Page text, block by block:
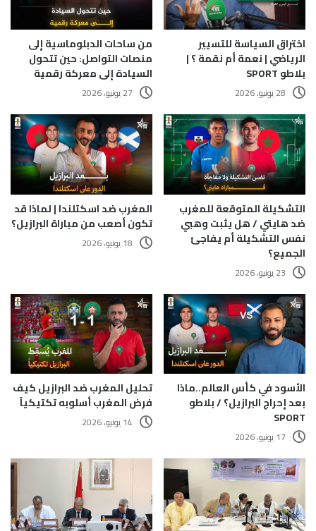
اختراق السياسة للتسيير
الرياضي | نعمة أم نقمة ؟ |
بلاطو SPORT
28 يونيو، 2026
من ساحات الدبلوماسية إلى
منصات التواصل: حين تتحول
السيادة إلى معركة رقمية
27 يونيو، 2026
التشكيلة المتوقعة للمغرب
ضد هايتي / هل يثبت وهبي
نفس التشكيلة أم يفاجئ
الجميع؟
23 يونيو، 2026
المغرب ضد اسكتلندا | لماذا قد
تكون أصعب من مباراة البرازيل؟
18 يونيو، 2026
الأسود في كأس العالم..ماذا
بعد إحراج البرازيل؟ / بلاطو
SPORT
17 يونيو، 2026
تحليل المغرب ضد البرازيل كيف
فرض المغرب أسلوبه تكتيكياً
14 يونيو، 2026